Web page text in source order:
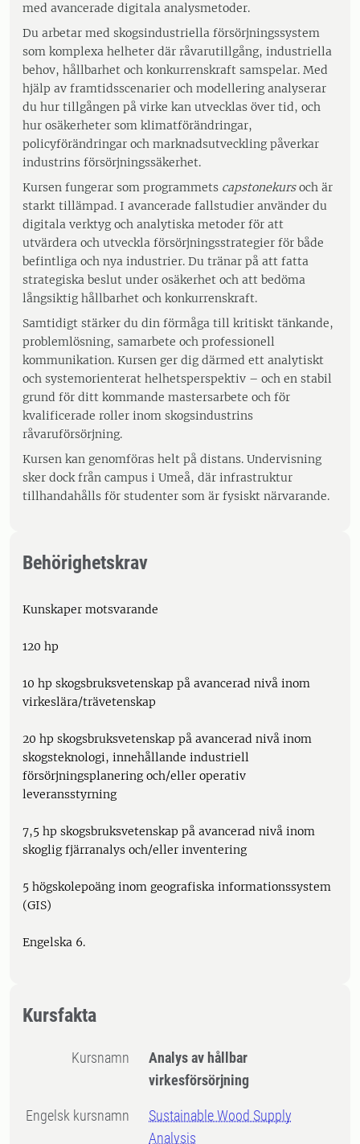
med avancerade digitala analysmetoder.
Du arbetar med skogsindustriella försörjningssystem
som komplexa helheter där råvarutillgång, industriella
behov, hållbarhet och konkurrenskraft samspelar. Med
hjälp av framtidsscenarier och modellering analyserar
du hur tillgången på virke kan utvecklas över tid, och
hur osäkerheter som klimatförändringar,
policyförändringar och marknadsutveckling påverkar
industrins försörjningssäkerhet.
Kursen fungerar som programmets capstonekursoch är
starkt tillämpad. I avancerade fallstudier använder du
digitala verktyg och analytiska metoder för att
utvärdera och utveckla försörjningsstrategier för både
befintliga och nya industrier. Du tränar på att fatta
strategiska beslut under osäkerhet och att bedöma
långsiktig hållbarhet och konkurrenskraft.
Samtidigt stärker du din förmåga till kritiskt tänkande,
problemlösning, samarbete och professionell
kommunikation. Kursen ger dig därmed ett analytiskt
och systemorienterat helhetsperspektiv – och en stabil
grund för ditt kommande mastersarbete och för
kvalificerade roller inom skogsindustrins
råvaruförsörjning.
Kursen kan genomföras helt på distans. Undervisning
sker dock från campus i Umeå, där infrastruktur
tillhandahålls för studenter som är fysiskt närvarande.
Behörighetskrav
Kunskaper motsvarande
120 hp
10 hp skogsbruksvetenskap på avancerad nivå inom
virkeslära/trävetenskap
20 hp skogsbruksvetenskap på avancerad nivå inom
skogsteknologi, innehållande industriell
försörjningsplanering och/eller operativ
leveransstyrning
7,5 hp skogsbruksvetenskap på avancerad nivå inom
skoglig fjärranalys och/eller inventering
5 högskolepoäng inom geografiska informationssystem
(GIS)
Engelska 6.
Kursfakta
Kursnamn
Analys av hållbar
virkesförsörjning
Engelsk kursnamn
Sustainable Wood Supply
Analysis